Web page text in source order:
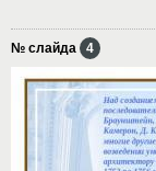
№ слайда 4